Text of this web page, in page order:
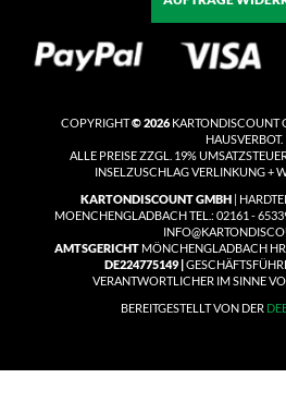
COPYRIGHT© 2026KARTONDISCOUNT
HAUSVERBOT.
ALLE PREISE ZZGL. 19%
INSELZUSCHLAG VERLINKUNG +
KARTONDISCOUNT GMBH |
MOENCHENGLADBACH TEL.: 02161 -
AMTSGERICHT MÖNCHENGLADBACH
DE224775149 |
VERANTWORTLICHER IM SINNE
BEREITGESTELLT VON DER